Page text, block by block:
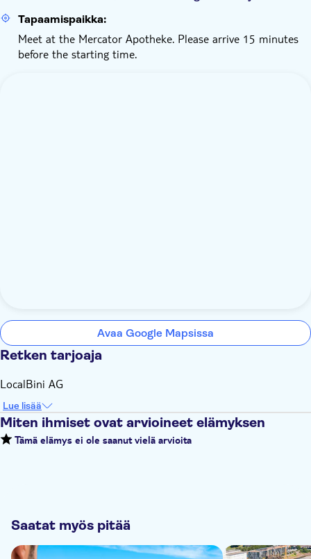
Tapaamispaikka:
Meet at the Mercator Apotheke. Please arrive 15 minutes
before the starting time.
Avaa Google Mapsissa
Retken tarjoaja
LocalBini AG
Lue lisää
Miten ihmiset ovat arvioineet elämyksen
Tämä elämys ei ole saanut vielä arvioita
Saatat myös pitää